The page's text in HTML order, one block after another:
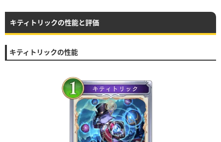
キティトリックの性能と評価
キティトリックの性能